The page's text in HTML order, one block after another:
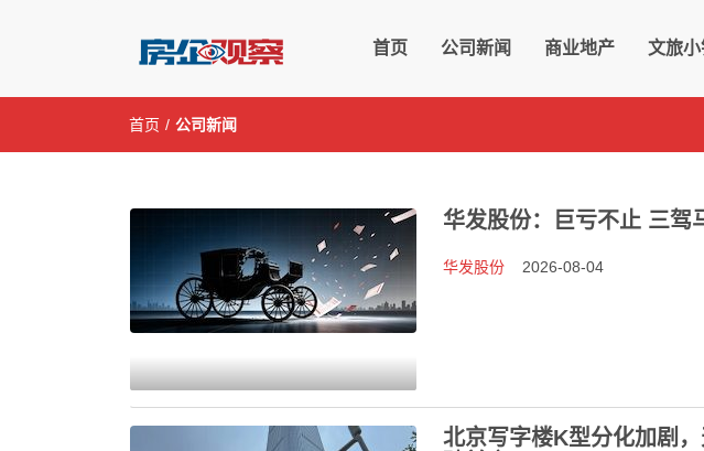
房企观察网—房地产行业领先媒体
首页 公司新闻 商业地产 文旅小
首页 / 公司新闻
华发股份：巨亏不止 三驾
华发股份 2026-08-04
北京写字楼K型分化加剧